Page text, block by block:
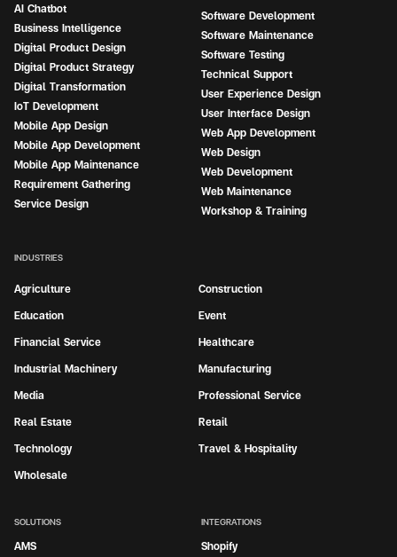
AI Chatbot
Business Intelligence
Digital Product Design
Digital Product Strategy
Digital Transformation
IoT Development
Mobile App Design
Mobile App Development
Mobile App Maintenance
Requirement Gathering
Service Design
Software Development
Software Maintenance
Software Testing
Technical Support
User Experience Design
User Interface Design
Web App Development
Web Design
Web Development
Web Maintenance
Workshop & Training
SOLUTIONS
AMS
INTEGRATIONS
Shopify
INDUSTRIES
Agriculture
Construction
Education
Event
Financial Service
Healthcare
Industrial Machinery
Manufacturing
Media
Professional Service
Real Estate
Retail
Technology
Travel & Hospitality
Wholesale